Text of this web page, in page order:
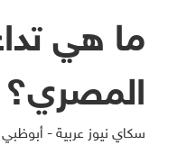
المصري؟
سكاي نيوز عربية - أبوظبي